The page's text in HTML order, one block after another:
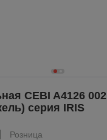
CEBI A4126
серия IRIS
Розница